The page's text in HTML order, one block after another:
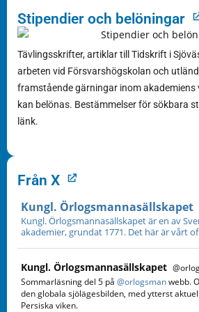
Stipendier och belöningar
Tävlingsskrifter, artiklar till Tidskrift i
arbeten vid Försvarshögskolan och
framstående gärningar inom akademiens
kan belönas. Bestämmelser för sökbara
länk.
Från X
Kungl. Örlogsmannasällskapet
Kungl. Örlogsmannasällskapet är en av
akademier, grundat 1771. Det här är vårt
Kungl. Örlogsmannasällskapet
Sommarläsning del 5 på @orlogsmanwebb.
den globala sjölägesbilden, med ytterst
Persiska viken.